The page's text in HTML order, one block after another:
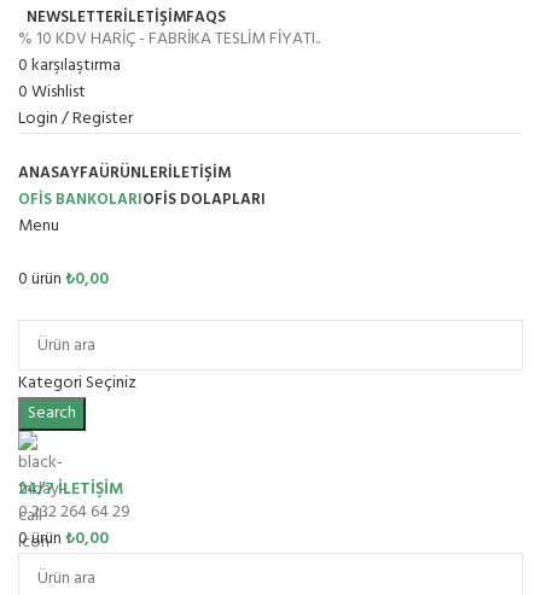
NEWSLETTERİLETİŞİMFAQS
% 10 KDV HARİÇ - FABRİKA TESLİM FİYATI..
0karşılaştırma
0Wishlist
Login / Register
ANASAYFAÜRÜNLERİLETIŞIM
OFİS BANKOLARIOFIS DOLAPLARI
Menu
0ürün₺0,00
Kategori Seçiniz
Search
24/7 İLETİŞİM
0 232 264 64 29
0ürün₺0,00